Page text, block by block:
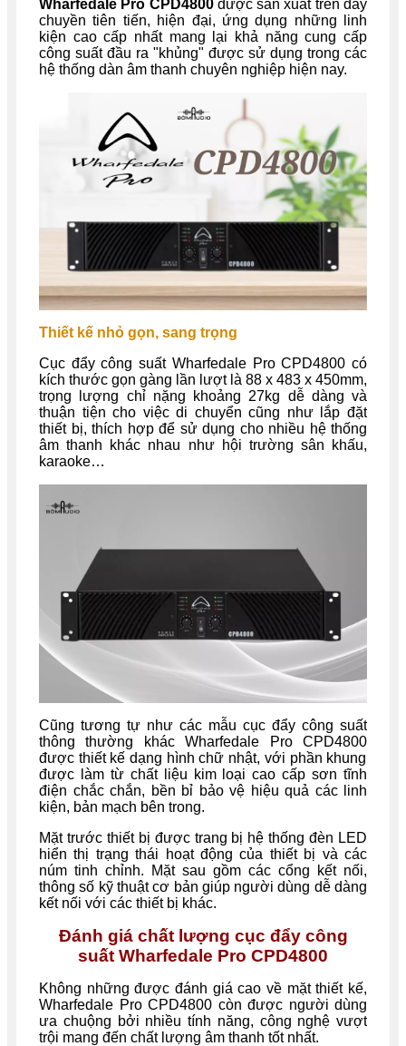
Wharfedale Pro CPD4800được sản xuất trên dây
chuyền tiên tiến, hiện đại, ứng dụng những linh
kiện cao cấp nhất mang lại khả năng cung cấp
công suất đầu ra "khủng" được sử dụng trong các
hệ thống dàn âm thanh chuyên nghiệp hiện nay.
Thiết kế nhỏ gọn, sang trọng
Cục đẩy công suất Wharfedale ProCPD4800 có
kích thước gọn gàng lần lượt là 88 x 483 x 450mm,
trọng lượng chỉ nặng khoảng 27kg dễ dàng và
thuận tiện cho việc di chuyển cũng như lắp đặt
thiết bị, thích hợp để sử dụng cho nhiều hệ thống
âm thanh khác nhau như hội trường sân khấu,
karaoke…
Cũng tương tự như các mẫu cục đẩy công suất
thông thường khác Wharfedale Pro CPD4800
được thiết kế dạng hình chữ nhật, với phần khung
được làm từ chất liệu kim loại cao cấp sơn tĩnh
điện chắc chắn, bền bỉ bảo vệ hiệu quả các linh
kiện, bản mạch bên trong.
Mặt trước thiết bị được trang bị hệ thống đèn LED
hiển thị trạng thái hoạt động của thiết bị và các
núm tinh chỉnh. Mặt sau gồm các cổng kết nối,
thông số kỹ thuật cơ bản giúp người dùng dễ dàng
kết nối với các thiết bị khác.
Đánh giá chất lượng cục đẩy công
suất Wharfedale Pro CPD4800
Không những được đánh giá cao về mặt thiết kế,
Wharfedale Pro CPD4800 còn được người dùng
ưa chuộng bởi nhiều tính năng, công nghệ vượt
trội mang đến chất lượng âm thanh tốt nhất.